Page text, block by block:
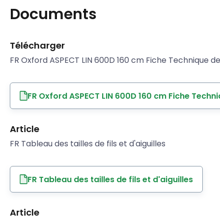
Documents
Télécharger
FR Oxford ASPECT LIN 600D 160 cm Fiche Technique
FR Oxford ASPECT LIN 600D 160 cm Fiche
Article
FR Tableau des tailles de fils et d'aiguilles
FR Tableau des tailles de fils et d'aiguilles
Article